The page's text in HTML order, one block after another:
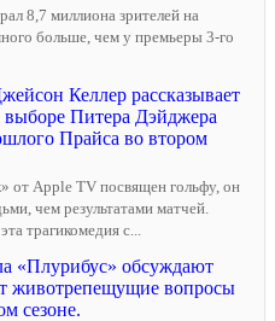
8,7 миллиона зрителей на
больше, чем у премьеры 3-го
Келлер рассказывает
выборе Питера Дэйджера
Прайса во втором
от Apple TV посвящен гольфу, он
чем результатами матчей.
трагикомедия с...
«Плурибус» обсуждают
животрепещущие вопросы
сезоне.